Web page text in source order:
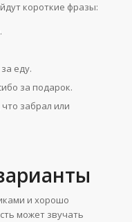
короткие фразы:
еду.
за подарок.
забрал или
и хорошо
может звучать